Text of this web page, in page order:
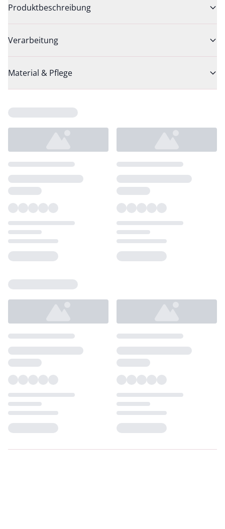
Produktbeschreibung
Verarbeitung
Material & Pflege